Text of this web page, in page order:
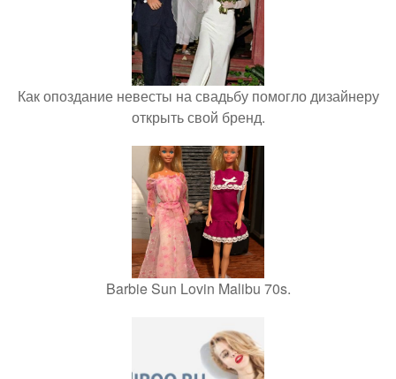
Как опоздание невесты на свадьбу помогло дизайнеру
открыть свой бренд.
Barbie Sun Lovin Malibu 70s.